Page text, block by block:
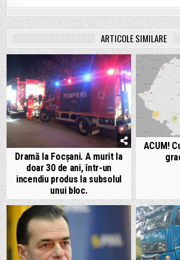
ARTICOLE SIMILARE
Dramă la Focșani. A murit la
doar 30 de ani, într-un
incendiu produs la subsolul
unui bloc.
ACUM!